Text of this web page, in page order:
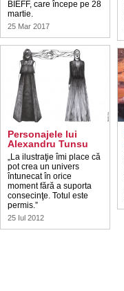
BIEFF, care începe pe 28
martie.
25 Mar 2017
Personajele lui
Alexandru Tunsu
„La ilustraţie îmi place că
pot crea un univers
întunecat în orice
moment fără a suporta
consecinţe. Totul este
permis.”
25 Iul 2012